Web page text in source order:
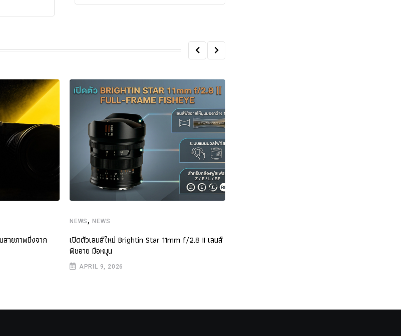
ายภาพนิ่งจาก
NEWS ,NEWS
เปิดตัวเลนส์ใหม่ Brightin Star 11mm f/2.8 II เลนส์
ฟิชอาย มือหมุน
APRIL 9, 2026